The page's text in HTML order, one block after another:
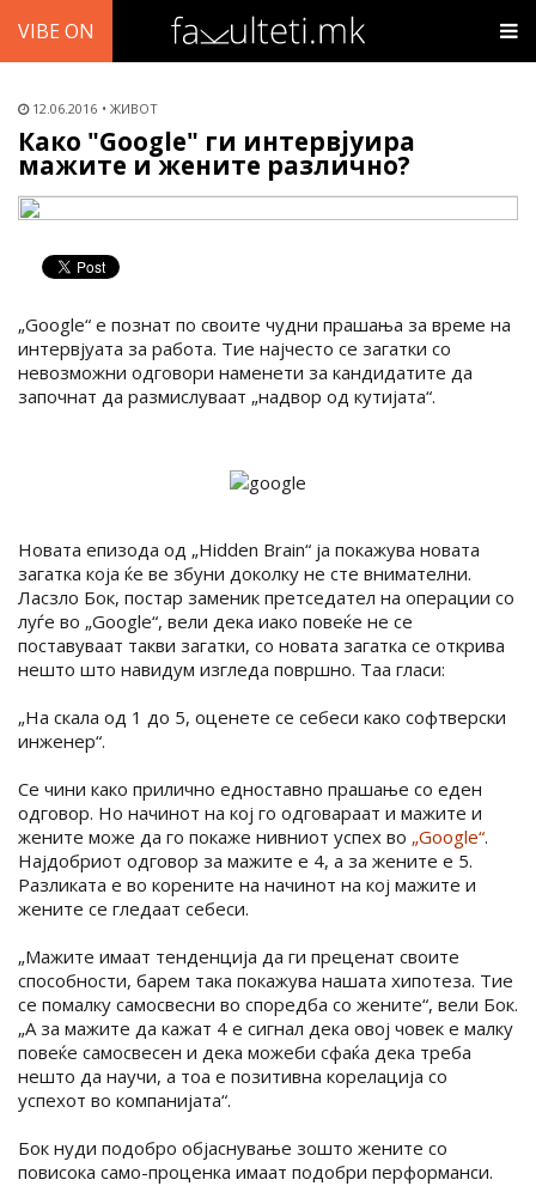
VIBE ON
12.06.2016 ЖИВОТ
Како "Google" ги интервјуира
мажите и жените различно?
„Google“ е познат по своите чудни прашања за време на
интервјуата за работа. Тие најчесто се загатки со
невозможни одговори наменети за кандидатите да
започнат да размислуваат „надвор од кутијата“.
Новата епизода од „Hidden Brain“ ја покажува новата
загатка која ќе ве збуни доколку не сте внимателни.
Ласзло Бок, постар заменик претседател на операции со
луѓе во „Google“, вели дека иако повеќе не се
поставуваат такви загатки, со новата загатка се открива
нешто што навидум изгледа површно. Таа гласи:
„На скала од 1 до 5, оценете се себеси како софтверски
инженер“.
Се чини како прилично едноставно прашање со еден
одговор. Но начинот на кој го одговараат и мажите и
жените може да го покаже нивниот успех во „Google“.
Најдобриот одговор за мажите е 4, а за жените е 5.
Разликата е во корените на начинот на кој мажите и
жените се гледаат себеси.
„Мажите имаат тенденција да ги преценат своите
способности, барем така покажува нашата хипотеза. Тие
се помалку самосвесни во споредба со жените“, вели Бок.
„А за мажите да кажат 4 е сигнал дека овој човек е малку
повеќе самосвесен и дека можеби сфаќа дека треба
нешто да научи, а тоа е позитивна корелација со
успехот во компанијата“.
Бок нуди подобро објаснување зошто жените со
повисока само-проценка имаат подобри перформанси.